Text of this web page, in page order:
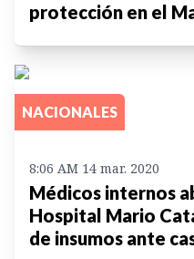
protección en el
NACIONALES
8:06 AM 14 mar. 2020
Médicos internos
Hospital Mario
de insumos ante